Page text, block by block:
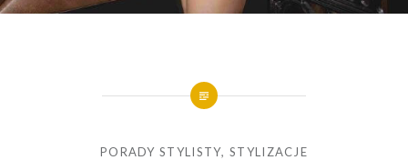
PORADY STYLISTY,STYLIZACJE